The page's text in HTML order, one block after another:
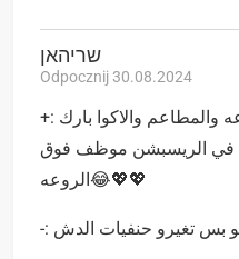
שריהאן
Odpocznij 30.08.2024
+: الفندق جميل جدا والاكل روعه والمطاعم والاكوا بارك
في الريسبشن موظف فوق
الروعه😂💖💖